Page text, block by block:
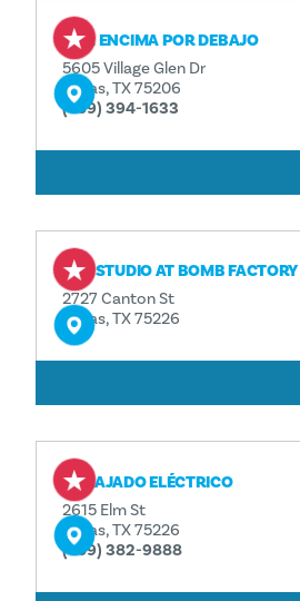
POR ENCIMA POR DEBAJO
5605 Village Glen Dr
Dallas, TX 75206
(469) 394-1633
THE STUDIO AT BOMB FACTORY
2727 Canton St
Dallas, TX 75226
BARAJADO ELÉCTRICO
2615 Elm St
Dallas, TX 75226
(469) 382-9888